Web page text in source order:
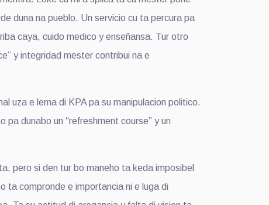
duna na pueblo. Un servicio cu ta percura pa
caya, cuido medico y enseñansa. Tur otro
y integridad mester contribui na e
uza e lema di KPA pa su manipulacion politico.
dunabo un “refreshment course” y un
pero si den tur bo maneho ta keda imposibel
ta compronde e importancia ni e luga di